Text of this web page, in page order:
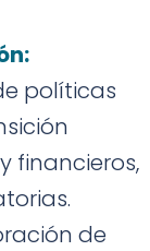
políticas
financieros,
de